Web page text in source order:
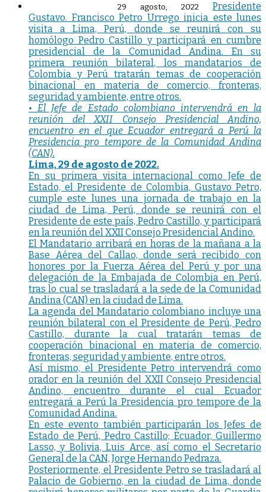
29 agosto, 2022
Presidente
Gustavo. Francisco Petro Urrego inicia este lunes
visita a Lima, Perú, donde se reunirá con su
homólogo Pedro Castillo y participará en cumbre
presidencial de la Comunidad Andina. En su
primera reunión bilateral, los mandatarios de
Colombia y Perú tratarán temas de cooperación
binacional en materia de comercio, fronteras,
seguridad y ambiente, entre otros.
• El Jefe de Estado colombiano intervendrá en la
reunión del XXII Consejo Presidencial Andino,
encuentro en el que Ecuador entregará a Perú la
Presidencia pro tempore de la Comunidad Andina
(CAN).
Lima, 29 de agosto de 2022.
En su primera visita internacional como Jefe de
Estado, el Presidente de Colombia, Gustavo Petro,
cumple este lunes una jornada de trabajo en la
ciudad de Lima, Perú, donde se reunirá con el
Presidente de este país, Pedro Castillo, y participará
en la reunión del XXII Consejo Presidencial Andino.
El Mandatario arribará en horas de la mañana a la
Base Aérea del Callao, donde será recibido con
honores por la Fuerza Aérea del Perú y por una
delegación de la Embajada de Colombia en Perú,
tras lo cual se trasladará a la sede de la Comunidad
Andina (CAN) en la ciudad de Lima.
La agenda del Mandatario colombiano incluye una
reunión bilateral con el Presidente de Perú, Pedro
Castillo, durante la cual tratarán temas de
cooperación binacional en materia de comercio,
fronteras, seguridad y ambiente, entre otros.
Así mismo, el Presidente Petro intervendrá como
orador en la reunión del XXII Consejo Presidencial
Andino, encuentro durante el cual Ecuador
entregará a Perú la Presidencia pro tempore de la
Comunidad Andina.
En este evento también participarán los Jefes de
Estado de Perú, Pedro Castillo; Ecuador, Guillermo
Lasso, y Bolivia, Luis Arce, así como el Secretario
General de la CAN, Jorge Hernando Pedraza.
Posteriormente, el Presidente Petro se trasladará al
Palacio de Gobierno, en la ciudad de Lima, donde